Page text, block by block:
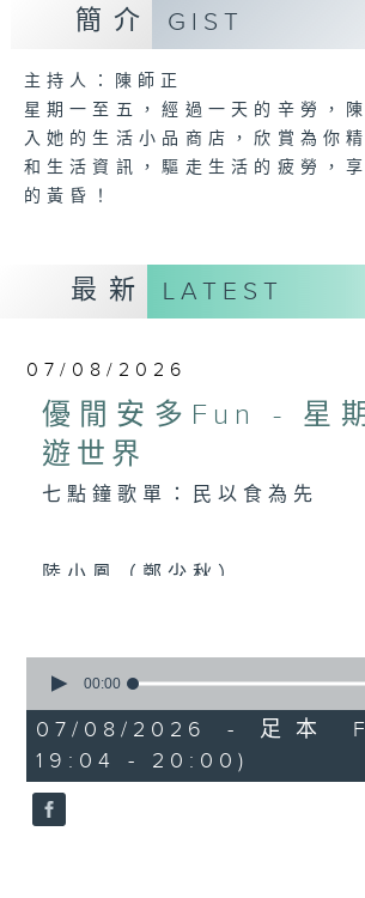
簡介 GIST
主持人：陳師正
星期一至五，經過一天的辛勞，
入她的生活小品商店，欣賞為你
和生活資訊，驅走生活的疲勞，
的黃昏！
最新 LATEST
07/08/2026
優閒安多Fun - 星
遊世界
七點鐘歌單：民以食為先
陸小鳳（鄭少秋）
义燒包（徐小鳳）
雲吞麵
Mamma Mia 美味天王
沈殿霞/歐陽振華/關詠荷/
可頣
seconds
0
seconds
00:00
07/08/2026 - 足本
19:04 - 20:00)